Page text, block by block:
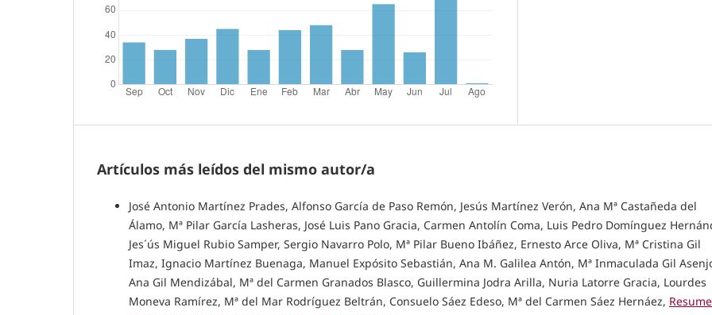
Artículos más leídos del mismo autor/a
José Antonio Martínez Prades, Alfonso García de Paso Remón, Jesús Martínez Verón, Ana Mª Castañeda del
Álamo, Mª Pilar García Lasheras, José Luis Pano Gracia, Carmen Antolín Coma, Luis Pedro Domínguez
Jes´ús Miguel Rubio Samper, Sergio Navarro Polo, Mª Pilar Bueno Ibáñez, Ernesto Arce Oliva, Mª Cristina Gil
Imaz, Ignacio Martínez Buenaga, Manuel Expósito Sebastián, Ana M. Galilea Antón, Mª Inmaculada Gil
Ana Gil Mendizábal, Mª del Carmen Granados Blasco, Guillermina Jodra Arilla, Nuria Latorre Gracia, Lourdes
Moneva Ramírez, Mª del Mar Rodríguez Beltrán, Consuelo Sáez Edeso, Mª del Carmen Sáez Hernáez,